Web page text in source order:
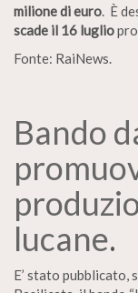
milione di euro. È
scade il 16 luglio
Fonte: RaiNews.
Bando
lucane.
E’ stato